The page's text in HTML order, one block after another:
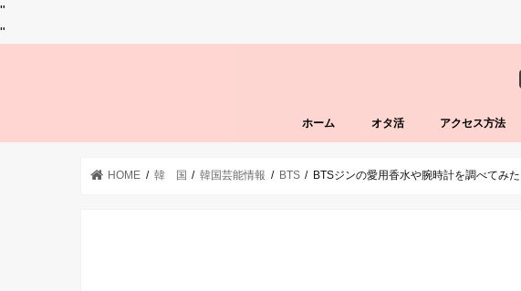
"
"
ホーム オタ活 アクセス方法
HOME 韓 国 韓国芸能情報 BTS BTSジンの愛用香水や腕時計を調べてみ